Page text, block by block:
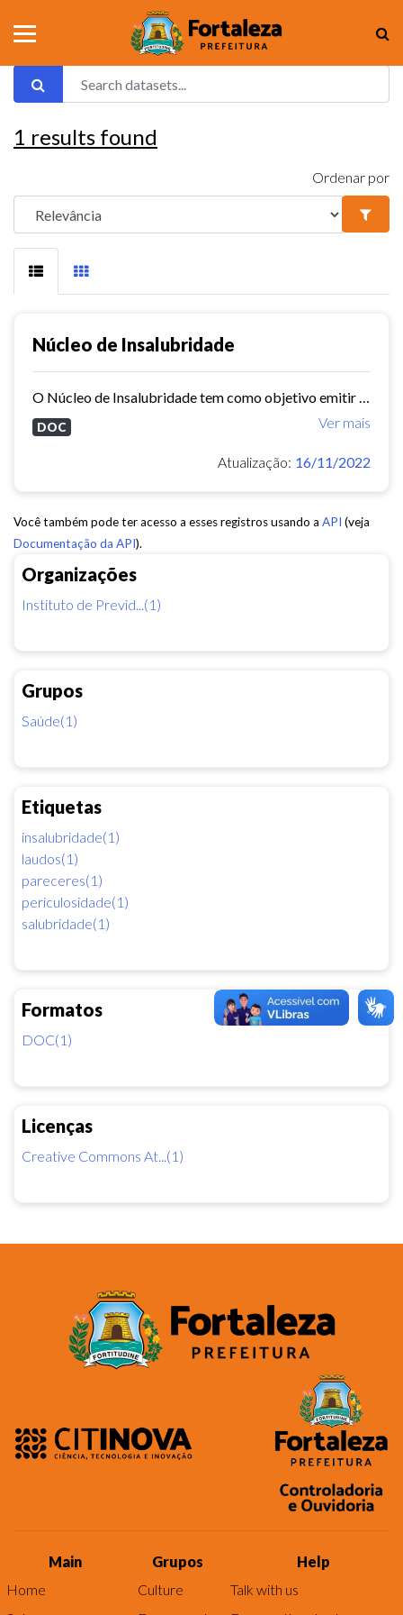
Organizações
Instituto de Previd...(1)
Grupos
Saúde(1)
Etiquetas
insalubridade(1)
laudos(1)
pareceres(1)
periculosidade(1)
salubridade(1)
Formatos
DOC(1)
Licenças
Creative Commons At...(1)
1 results found
Ordenar por
Núcleo de Insalubridade
Ver mais
DOC
Atualização: 16/11/2022
Você também pode ter acesso a esses registros usando a API (veja
Documentação da API).
Main
Home
Grupos
Culture
Help
Talk with us